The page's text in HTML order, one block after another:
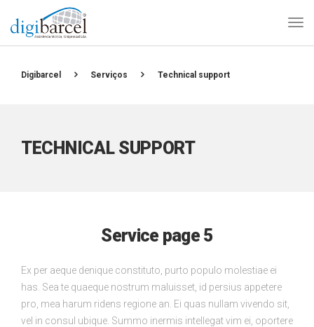
Digibarcel Serviços Technical support
TECHNICAL SUPPORT
Service page 5
Ex per aeque denique constituto, purto populo molestiae ei
has. Sea te quaeque nostrum maluisset, id persius appetere
pro, mea harum ridens regione an. Ei quas nullam vivendo sit,
vel in consul ubique. Summo inermis intellegat vim ei, oportere